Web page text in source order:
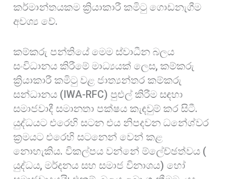
කර්මාන්තයකම ක්‍රියාකාරී කමිටු ගොඩනැගීම
අවශ්‍ය වේ.
කම්කරු පන්තියේ මෙම ස්වාධීන බලය
සංවිධානය කිරීමේ මාධ්‍යයක් ලෙස, කම්කරු
ක්‍රියාකාරී කමිටු වළ ජාත්‍යන්තර කම්කරු
සන්ධානය (IWA-RFC) පුළුල් කිරීම සඳහා
සමාජවාදී සමානතා පක්ෂය කැඳවුම් කර සිටී.
යුද්ධයට එරෙහි සටන එය නිපදවන ධනේශ්වර
ක්‍රමයට එරෙහි සටනෙන් වෙන් කළ
නොහැකිය. විකල්පය වන්නේ ම්ලේච්ඡත්වය (
යුද්ධය, මර්දනය සහ සමාජ විනාශය) හෝ